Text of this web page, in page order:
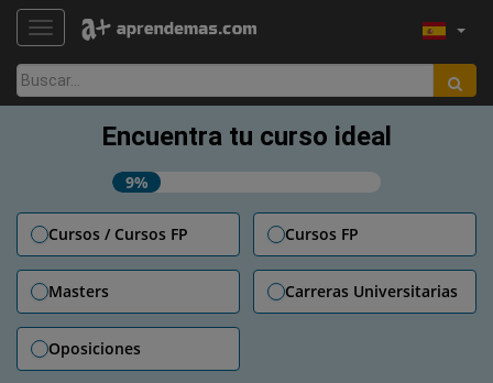
TOGGLE NAVIGATION
Buscar:
Encuentra tu curso ideal
9%
Cursos / Cursos FP Cursos FP
Masters Carreras Universitarias
Oposiciones